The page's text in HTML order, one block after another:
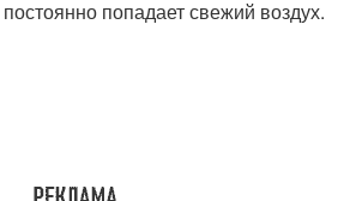
попадает свежий воздух.